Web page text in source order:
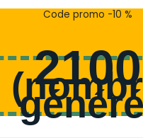
s
Code promo -10 %
2100
(